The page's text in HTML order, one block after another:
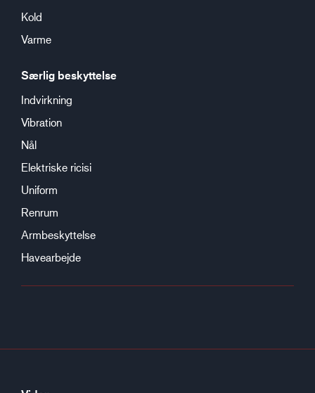
Kold
Varme
Særlig beskyttelse
Indvirkning
Vibration
Nål
Elektriske ricisi
Uniform
Renrum
Armbeskyttelse
Havearbejde